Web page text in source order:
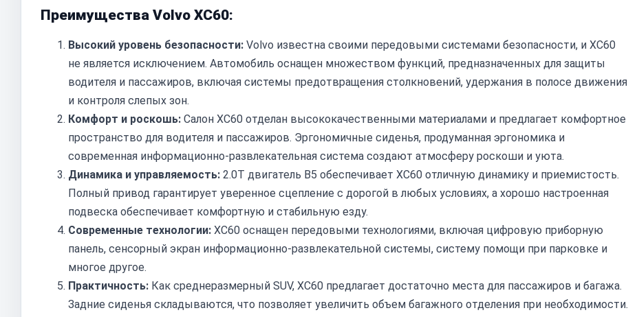
Преимущества Volvo XC60:
Высокий уровень безопасности: Volvo известна своими передовыми системами безопасности, и XC60
не является исключением. Автомобиль оснащен множеством функций, предназначенных для защиты
водителя и пассажиров, включая системы предотвращения столкновений, удержания в полосе движения
и контроля слепых зон.
Комфорт и роскошь: Салон XC60 отделан высококачественными материалами и предлагает комфортное
пространство для водителя и пассажиров. Эргономичные сиденья, продуманная эргономика и
современная информационно-развлекательная система создают атмосферу роскоши и уюта.
Динамика и управляемость: 2.0T двигатель B5 обеспечивает XC60 отличную динамику и приемистость.
Полный привод гарантирует уверенное сцепление с дорогой в любых условиях, а хорошо настроенная
подвеска обеспечивает комфортную и стабильную езду.
Современные технологии: XC60 оснащен передовыми технологиями, включая цифровую приборную
панель, сенсорный экран информационно-развлекательной системы, систему помощи при парковке и
многое другое.
Практичность: Как среднеразмерный SUV, XC60 предлагает достаточно места для пассажиров и багажа.
Задние сиденья складываются, что позволяет увеличить объем багажного отделения при необходимости.